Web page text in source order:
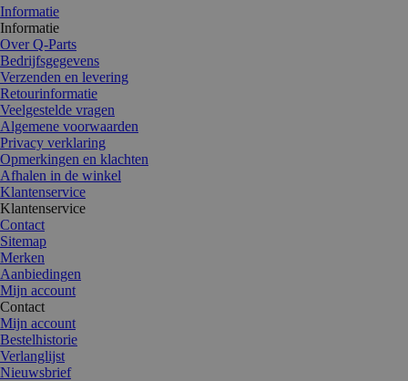
Informatie
Informatie
Over Q-Parts
Bedrijfsgegevens
Verzenden en levering
Retourinformatie
Veelgestelde vragen
Algemene voorwaarden
Privacy verklaring
Opmerkingen en klachten
Afhalen in de winkel
Klantenservice
Klantenservice
Contact
Sitemap
Merken
Aanbiedingen
Mijn account
Contact
Mijn account
Bestelhistorie
Verlanglijst
Nieuwsbrief